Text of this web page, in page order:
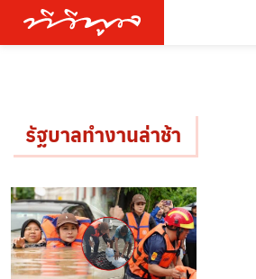
รัฐบาลทำงานล่าช้า